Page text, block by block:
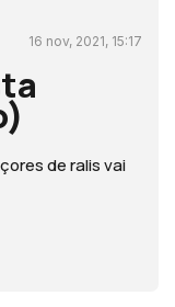
16 nov, 2021, 15:17
de ralis vai